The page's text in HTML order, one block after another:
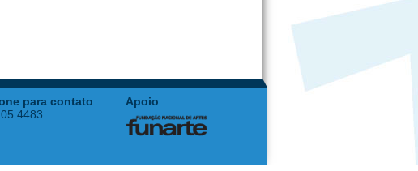
para contato
4483
Apoio